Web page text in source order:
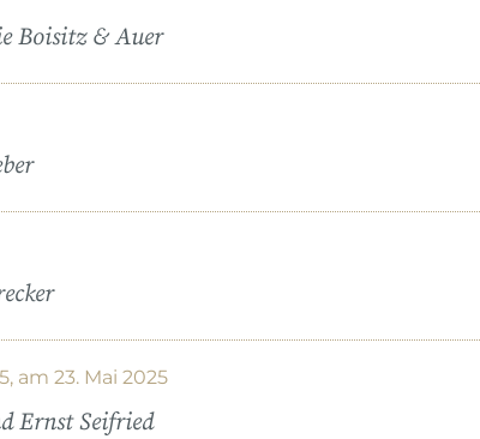
Boisitz & Auer
am 23. Mai 2025
Ernst Seifried